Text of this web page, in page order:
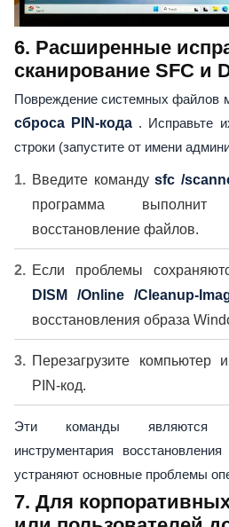
6. Расширенные
сканирование SFC и
Повреждение системных файлов
сброса PIN-кода . Исправьте
строки (запустите от имени
Введите командуsfc /
программа
восстановление файлов.
Если проблемы
DISM /Online /Cleanup-
восстановления образа
Перезагрузите компьютер
PIN-код.
Эти команды являются
инструментария
устраняют основные проблемы
7. Для